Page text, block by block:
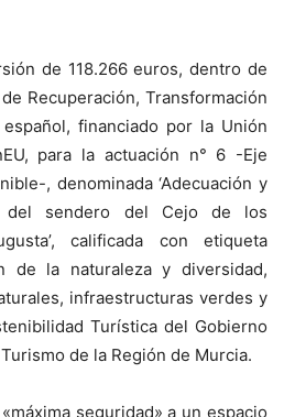
de 118.266 euros, dentro de
Recuperación, Transformación
financiado por la Unión
para la actuación n° 6 -Eje
, denominada ‘Adecuación y
del sendero del Cejo de los
calificada con etiqueta
de la naturaleza y diversidad,
infraestructuras verdes y
Turística del Gobierno
de la Región de Murcia.
seguridad» a un espacio